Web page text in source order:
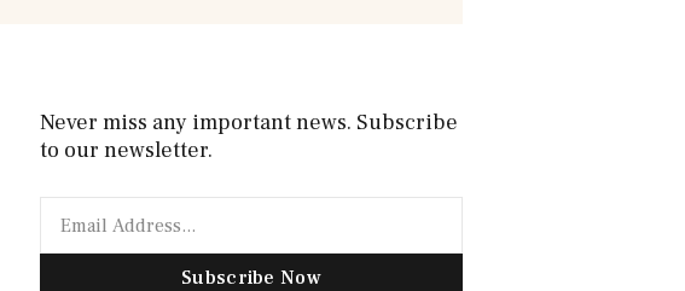
Never miss any important news. Subscribe
to our newsletter.
Subscribe Now